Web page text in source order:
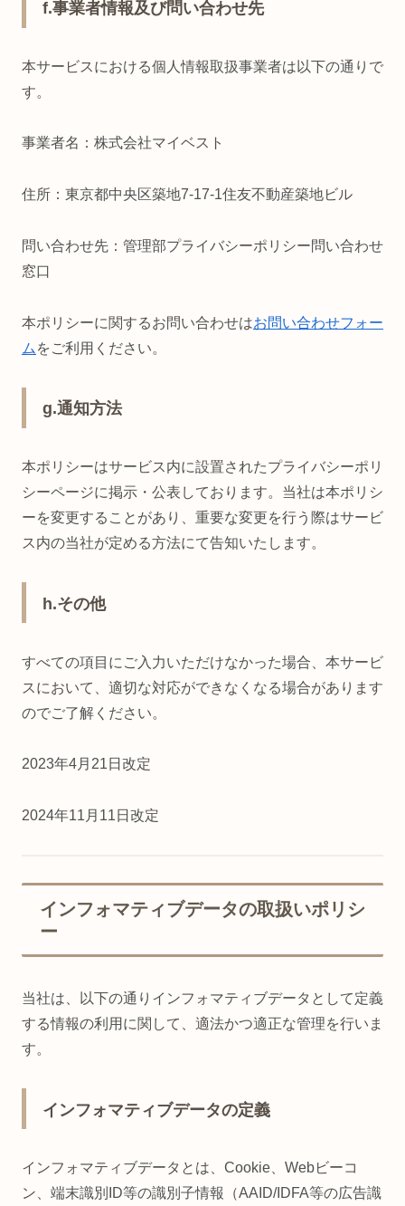
f.事業者情報及び問い合わせ先
本サービスにおける個人情報取扱事業者は以下の通りで
す。
事業者名：株式会社マイベスト
住所：東京都中央区築地7-17-1住友不動産築地ビル
問い合わせ先：管理部プライバシーポリシー問い合わせ
窓口
本ポリシーに関するお問い合わせはお問い合わせフォー
ム をご利用ください。
g.通知方法
本ポリシーはサービス内に設置されたプライバシーポリ
シーページに掲示・公表しております。当社は本ポリシ
ーを変更することがあり、重要な変更を行う際はサービ
ス内の当社が定める方法にて告知いたします。
h.その他
すべての項目にご入力いただけなかった場合、本サービ
スにおいて、適切な対応ができなくなる場合があります
のでご了解ください。
2023年4月21日改定
2024年11月11日改定
インフォマティブデータの取扱いポリシ
ー
当社は、以下の通りインフォマティブデータとして定義
する情報の利用に関して、適法かつ適正な管理を行いま
す。
インフォマティブデータの定義
インフォマティブデータとは、Cookie、Webビーコ
ン、端末識別ID等の識別子情報（AAID/IDFA等の広告識